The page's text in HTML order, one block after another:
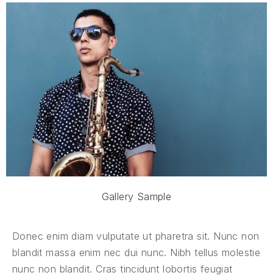
Gallery Sample
Donec enim diam vulputate ut pharetra sit. Nunc non
blandit massa enim nec dui nunc. Nibh tellus molestie
nunc non blandit. Cras tincidunt lobortis feugiat